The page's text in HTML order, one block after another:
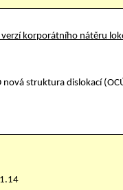
verzí korporátního nátěru
struktura dislokací